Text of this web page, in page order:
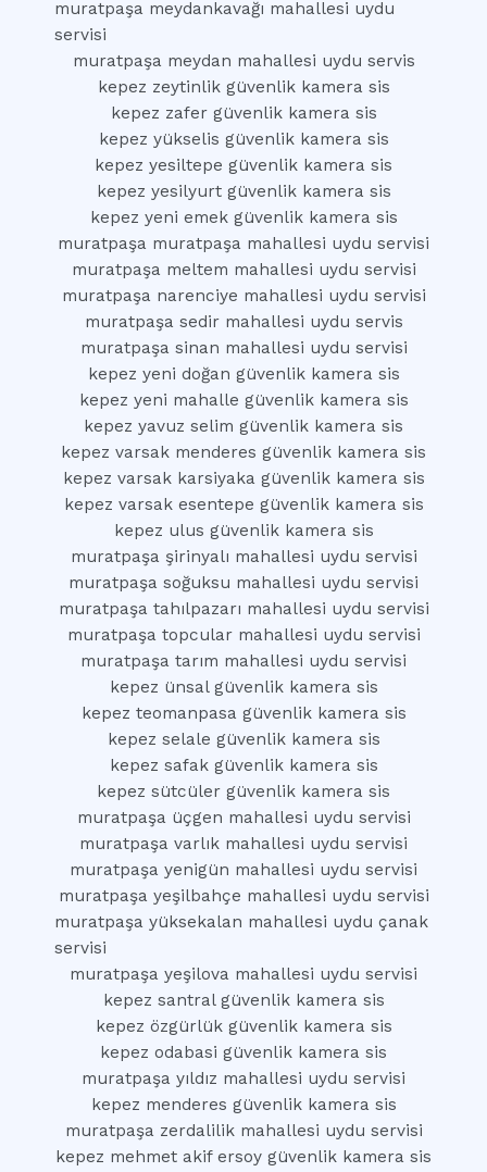
muratpaşa meydankavağı mahallesi uydu
servisi
muratpaşa meydan mahallesi uydu servis
kepez zeytinlik güvenlik kamera sis
kepez zafer güvenlik kamera sis
kepez yükselis güvenlik kamera sis
kepez yesiltepe güvenlik kamera sis
kepez yesilyurt güvenlik kamera sis
kepez yeni emek güvenlik kamera sis
muratpaşa muratpaşa mahallesi uydu servisi
muratpaşa meltem mahallesi uydu servisi
muratpaşa narenciye mahallesi uydu servisi
muratpaşa sedir mahallesi uydu servis
muratpaşa sinan mahallesi uydu servisi
kepez yeni doğan güvenlik kamera sis
kepez yeni mahalle güvenlik kamera sis
kepez yavuz selim güvenlik kamera sis
kepez varsak menderes güvenlik kamera sis
kepez varsak karsiyaka güvenlik kamera sis
kepez varsak esentepe güvenlik kamera sis
kepez ulus güvenlik kamera sis
muratpaşa şirinyalı mahallesi uydu servisi
muratpaşa soğuksu mahallesi uydu servisi
muratpaşa tahılpazarı mahallesi uydu servisi
muratpaşa topcular mahallesi uydu servisi
muratpaşa tarım mahallesi uydu servisi
kepez ünsal güvenlik kamera sis
kepez teomanpasa güvenlik kamera sis
kepez selale güvenlik kamera sis
kepez safak güvenlik kamera sis
kepez sütcüler güvenlik kamera sis
muratpaşa üçgen mahallesi uydu servisi
muratpaşa varlık mahallesi uydu servisi
muratpaşa yenigün mahallesi uydu servisi
muratpaşa yeşilbahçe mahallesi uydu servisi
muratpaşa yüksekalan mahallesi uydu çanak
servisi
muratpaşa yeşilova mahallesi uydu servisi
kepez santral güvenlik kamera sis
kepez özgürlük güvenlik kamera sis
kepez odabasi güvenlik kamera sis
muratpaşa yıldız mahallesi uydu servisi
kepez menderes güvenlik kamera sis
muratpaşa zerdalilik mahallesi uydu servisi
kepez mehmet akif ersoy güvenlik kamera sis